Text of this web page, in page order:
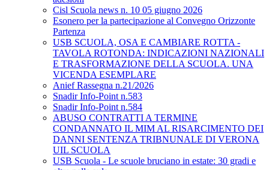
Cisl Scuola news n. 10 05 giugno 2026
Esonero per la partecipazione al Convegno Orizzonte
Partenza
USB SCUOLA, OSA E CAMBIARE ROTTA -
TAVOLA ROTONDA: INDICAZIONI NAZIONALI
E TRASFORMAZIONE DELLA SCUOLA. UNA
VICENDA ESEMPLARE
Anief Rassegna n.21/2026
Snadir Info-Point n.583
Snadir Info-Point n.584
ABUSO CONTRATTI A TERMINE
CONDANNATO IL MIM AL RISARCIMENTO DEI
DANNI SENTENZA TRIBNUNALE DI VERONA
UIL SCUOLA
USB Scuola - Le scuole bruciano in estate: 30 gradi e